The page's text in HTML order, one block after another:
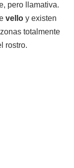
pero llamativa.
vello y existen
totalmente
rostro.